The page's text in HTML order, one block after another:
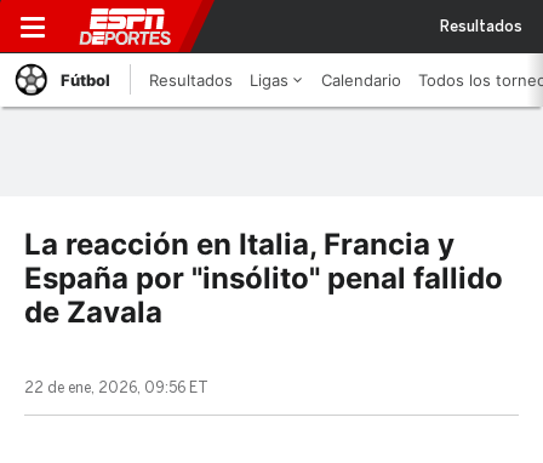
Resultados
Fútbol Resultados Ligas Calendario Todos los
La reacción en Italia, Francia y
España por "insólito" penal fallido
de Zavala
22 de ene, 2026, 09:56 ET